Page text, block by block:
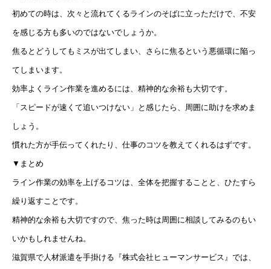
初めての時は、次々と流れてくるラインのそばに立っただけで、不安
を感じる方も多いのではないでしょうか。
焦るとどうしてもミスが出てしまい、さらに焦るという悪循環に陥っ
てしまいます。
効率よくライン作業を進めるには、精神的な余裕も大切です。
「スピードが速くて追いつけない」と感じたら、周囲に助けを求めま
しょう。
慣れた方が手伝ってくれたり、仕事のコツを教えてくれるはずです。
▼まとめ
ライン作業の効率を上げるコツは、全体を把握することと、ひたすら
繰り返すことです。
精神的な余裕も大切ですので、焦った時は周囲に相談してみるのもい
いかもしれませんね。
滋賀県で人材派遣を手掛ける『株式会社ヒューマンサービス』では、